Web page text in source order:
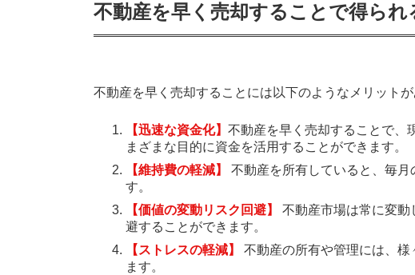
不動産を早く売却することで得られ
不動産を早く売却することには以下のようなメリットが
【迅速な資金化】 不動産を早く売却することで、
まざまな目的に資金を活用することができます。
【維持費の軽減】
不動産を所有していると、毎
す。
【価値の変動リスク回避】
不動産市場は常に変動
避することができます。
【ストレスの軽減】
不動産の所有や管理には、
ます。